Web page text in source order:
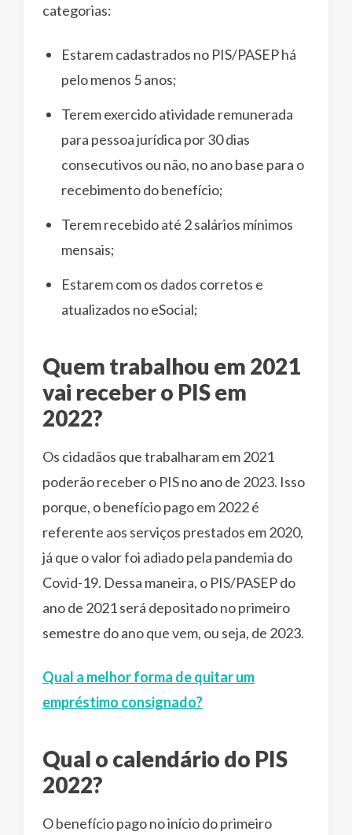
categorias:
Estarem cadastrados no PIS/PASEP há
pelo menos 5 anos;
Terem exercido atividade remunerada
para pessoa jurídica por 30 dias
consecutivos ou não, no ano base para o
recebimento do benefício;
Terem recebido até 2 salários mínimos
mensais;
Estarem com os dados corretos e
atualizados no eSocial;
Quem trabalhou em 2021
vai receber o PIS em
2022?
Os cidadãos que trabalharam em 2021
poderão receber o PIS no ano de 2023. Isso
porque, o benefício pago em 2022 é
referente aos serviços prestados em 2020,
já que o valor foi adiado pela pandemia do
Covid-19. Dessa maneira, o PIS/PASEP do
ano de 2021 será depositado no primeiro
semestre do ano que vem, ou seja, de 2023.
Qual a melhor forma de quitar um
empréstimo consignado?
Qual o calendário do PIS
2022?
O benefício pago no início do primeiro